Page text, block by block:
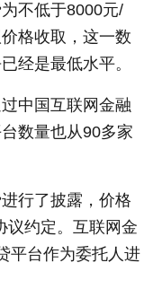
不低于8000元/
格收取，这一数
经是最低水平。
中国互联网金融
数量也从90多家
行了披露，价格
议约定。互联网金
平台作为委托人进